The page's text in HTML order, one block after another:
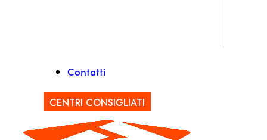
Contatti
CENTRI CONSIGLIATI